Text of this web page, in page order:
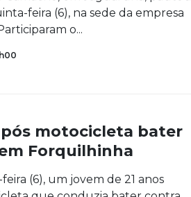
feira (6), na sede da empresa
o...
motocicleta bater
Forquilhinha
(6), um jovem de 21 anos